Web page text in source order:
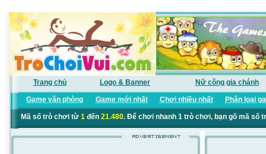
Trang chủ Logo & Banner Nữ công gia chánh
Game văn phòng Game mới nhất Chơi nhiều nhất Phân loại
Mã số trò chơi từ 1đến 21.480. Để chơi nhanh 1 trò chơi, bạn gõ mã số